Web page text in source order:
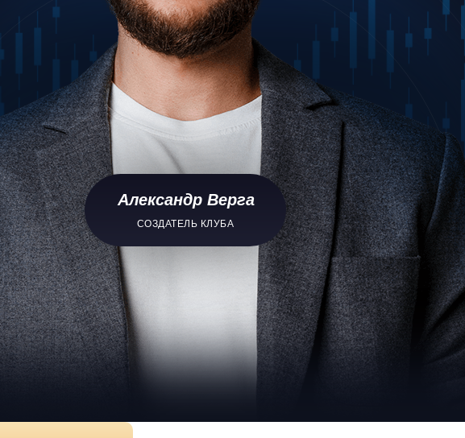
СОЗДАТЕЛЬ КЛУБА
Александр Верга